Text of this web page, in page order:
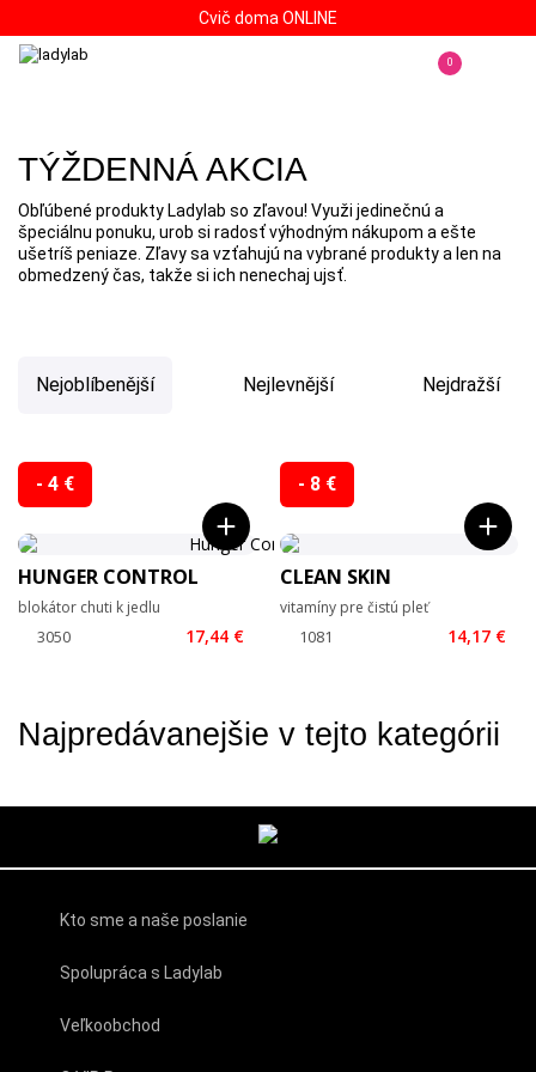
Cvič doma ONLINE
0
TÝŽDENNÁ AKCIA
Obľúbené produkty Ladylab so zľavou! Využi jedinečnú a
špeciálnu ponuku, urob si radosť výhodným nákupom a ešte
ušetríš peniaze. Zľavy sa vzťahujú na vybrané produkty a len na
obmedzený čas, takže si ich nenechaj ujsť.
Nejoblíbenější Nejlevnější Nejdražší
- 4 €
HUNGER CONTROL
blokátor chuti k jedlu
17,44 €
- 8 €
CLEAN SKIN
vitamíny pre čistú pleť
14,17 €
Najpredávanejšie v tejto kategórii
Kto sme a naše poslanie
Spolupráca s Ladylab
Veľkoobchod